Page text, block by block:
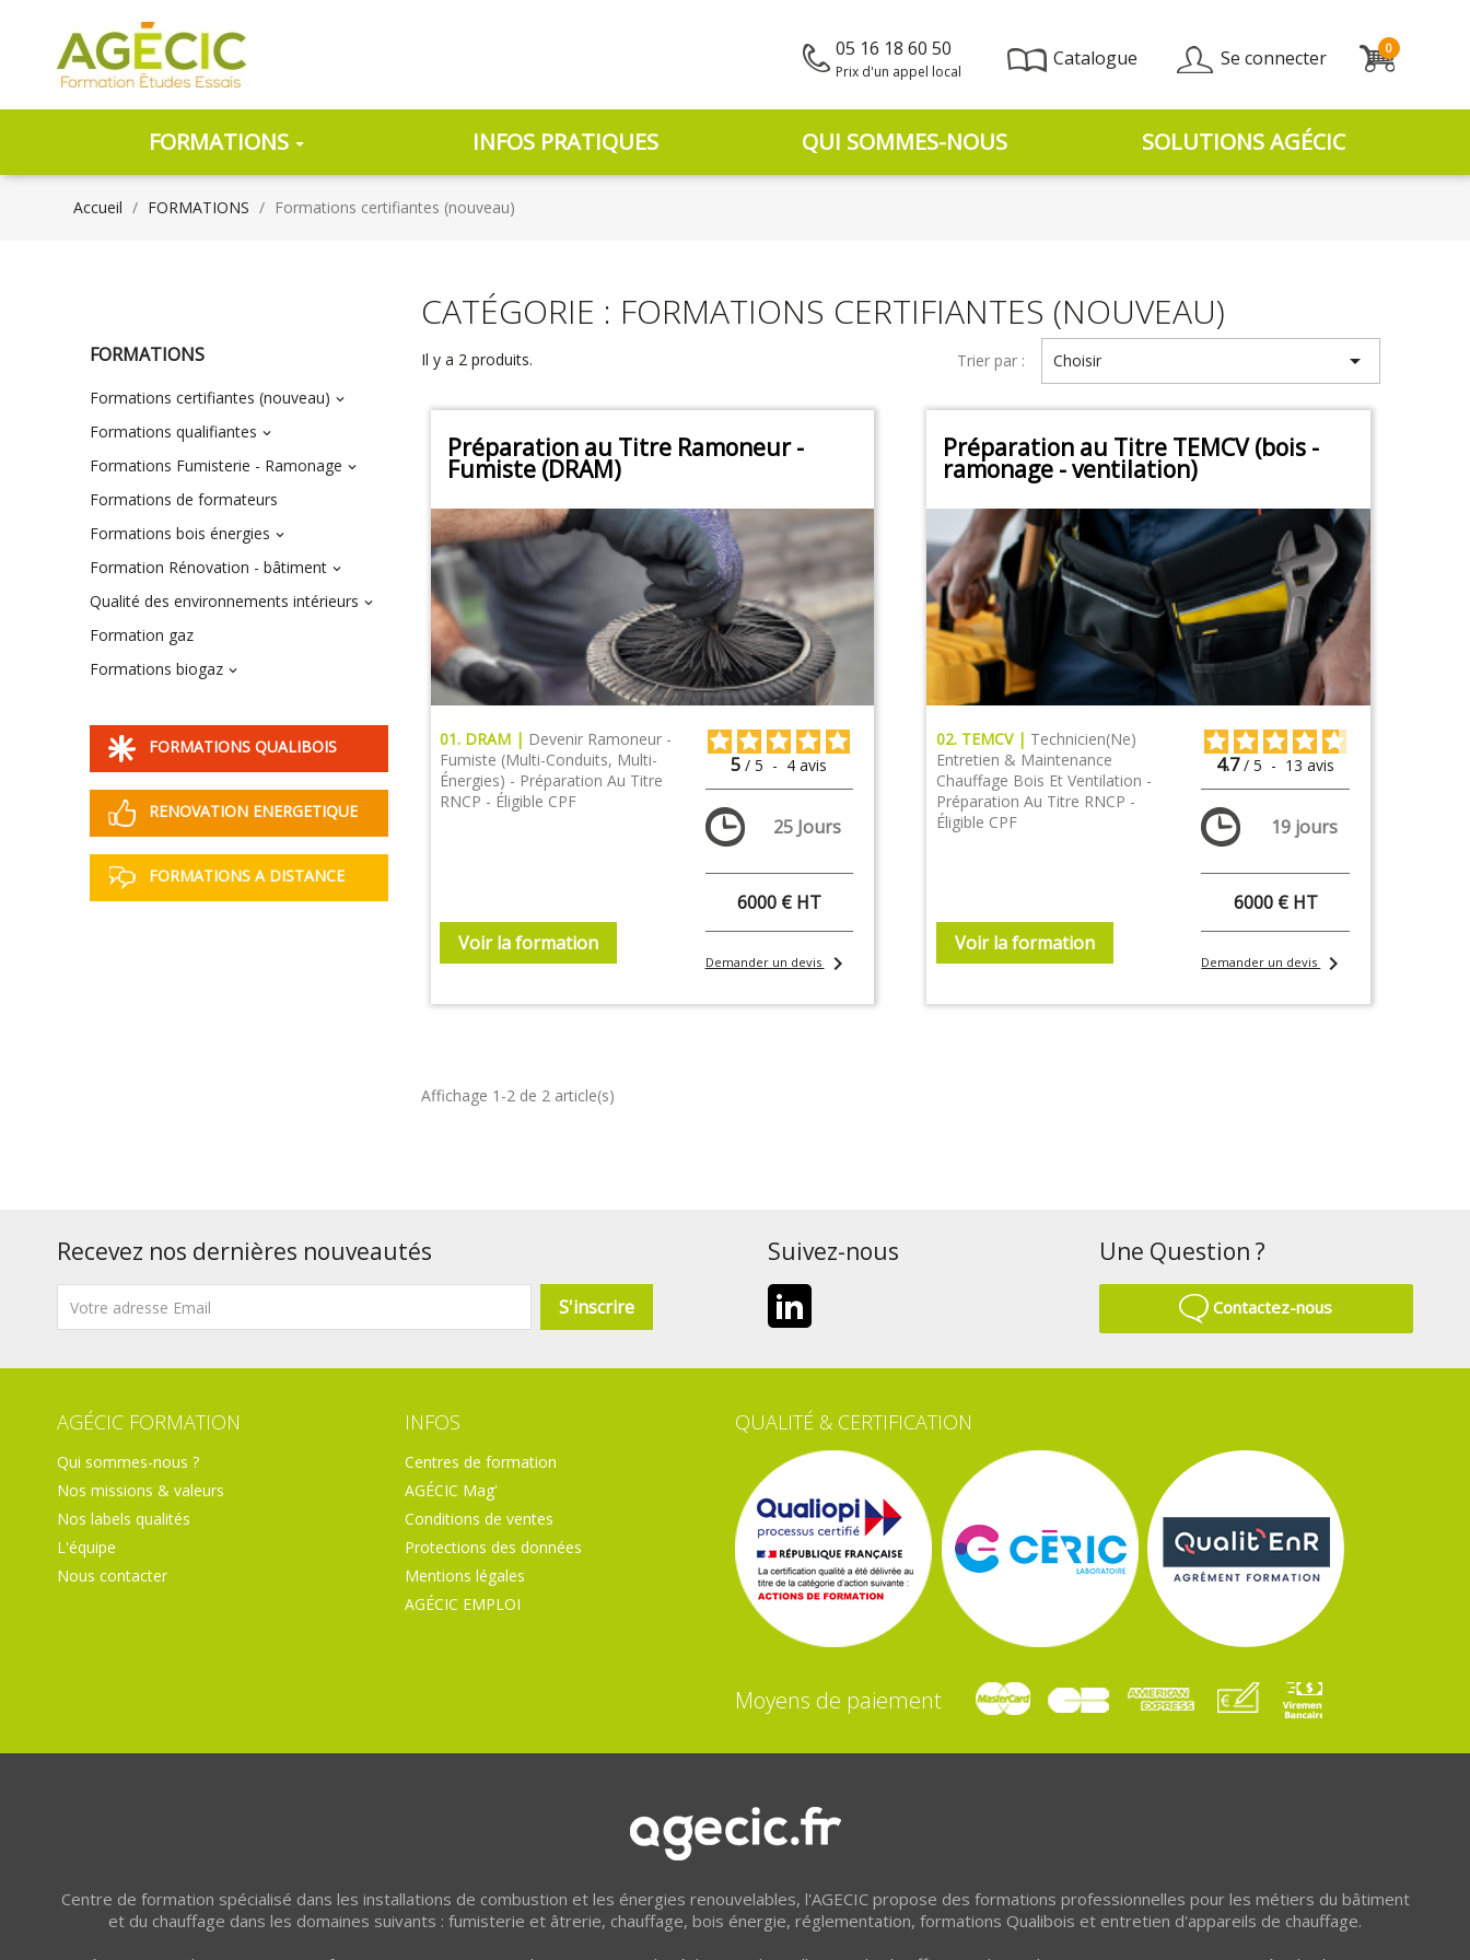
05 16 18 60 50
Prix d'un appel local
Catalogue Se connecter 0
FORMATIONS INFOS PRATIQUES QUI SOMMES-NOUS SOLUTIONS AGÉCIC
Accueil FORMATIONS Formations certifiantes (nouveau)
FORMATIONS
Formations certifiantes (nouveau) 
Formations qualifiantes 
Formations Fumisterie - Ramonage 
Formations de formateurs
Formations bois énergies 
Formation Rénovation - bâtiment 
Qualité des environnements intérieurs 
Formation gaz
Formations biogaz 
FORMATIONS QUALIBOIS
RENOVATION ENERGETIQUE
FORMATIONS A DISTANCE
CATÉGORIE : FORMATIONS CERTIFIANTES (NOUVEAU)
Il y a 2 produits. Trier par : Choisir 
Préparation au Titre Ramoneur -
Fumiste (DRAM)
01. DRAM | Devenir Ramoneur -
Fumiste (multi-Conduits, Multi-
Énergies) - Préparation Au Titre
RNCP - Éligible CPF
Voir la formation
5 / 5 - 4avis
25 Jours
6000 € HT
Demander un devischevron_right
Préparation au Titre TEMCV (bois -
ramonage - ventilation)
02. TEMCV | Technicien(ne)
Entretien & Maintenance
Chauffage Bois Et Ventilation -
Préparation Au Titre RNCP -
Éligible CPF
Voir la formation
4.7 / 5 - 13avis
19 jours
6000 € HT
Demander un devis chevron_right
Affichage 1-2 de 2 article(s)
Recevez nos dernières nouveautés Suivez-nous Une Question ?
Contactez-nous
AGÉCIC FORMATION
Qui sommes-nous ?
Nos missions & valeurs
Nos labels qualités
L'équipe
Nous contacter
INFOS
Centres de formation
AGÉCIC Mag'
Conditions de ventes
Protections des données
Mentions légales
AGÉCIC EMPLOI
QUALITÉ & CERTIFICATION
Moyens de paiement
Centre de formation spécialisé dans les installations de combustion et les énergies renouvelables, l'AGECIC propose des formations professionnelles pour les métiers du bâtiment
et du chauffage dans les domaines suivants : fumisterie et âtrerie, chauffage, bois énergie, réglementation, formations Qualibois et entretien d'appareils de chauffage.